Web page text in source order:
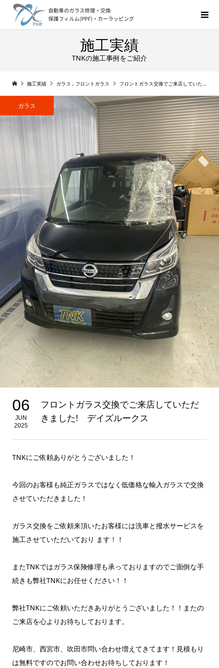
施工実績
TNKの施工事例をご紹介
施工実績 ガラス , フロントガラス フロントガラス交換でご来店していただきました! デイズルークス
ガラス
06
JUN
2025
フロントガラス交換でご来店していただ
きました! デイズルークス
TNKにご依頼ありがとうございました！
今回のお客様も純正ガラスではなく低価格な輸入ガラスで交換
させていただきました！
ガラス交換をご依頼来頂いたお客様には洗車と撥水サービスを
施工させていただいており ます！！
またTNKではガラス保険修理も承っておりますのでご面倒な手
続きも弊社TNKにお任せください！！
弊社TNKにご依頼いただきありがとうございました！！またの
ご来店を心よりお待ちしております。
尼崎市、西宮市、吹田市問い合わせ増えてきてます！見積もり
は無料ですのでお問い合わせお待ちしております！